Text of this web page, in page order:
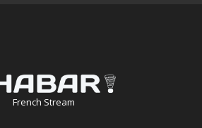
French Stream